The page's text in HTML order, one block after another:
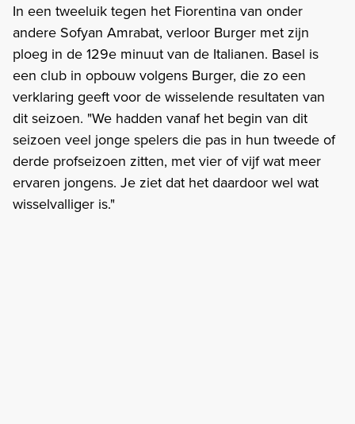
In een tweeluik tegen het Fiorentina van onder
andere Sofyan Amrabat, verloor Burger met zijn
ploeg in de 129e minuut van de Italianen. Basel is
een club in opbouw volgens Burger, die zo een
verklaring geeft voor de wisselende resultaten van
dit seizoen. "We hadden vanaf het begin van dit
seizoen veel jonge spelers die pas in hun tweede of
derde profseizoen zitten, met vier of vijf wat meer
ervaren jongens. Je ziet dat het daardoor wel wat
wisselvalliger is."